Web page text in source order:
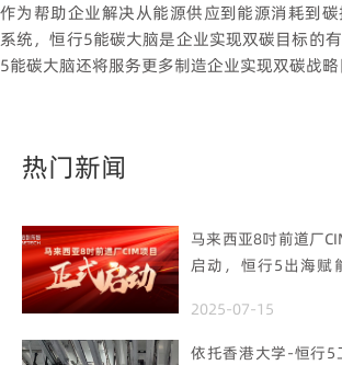
作为帮助企业解决从能源供应到能源消耗到
系统，恒行5能碳大脑是企业实现双碳目标的
5能碳大脑还将服务更多制造企业实现双碳战略
热门新闻
马来西亚8吋前道厂
启动，恒行5出海赋
2025-07-15
依托香港大学-恒行5